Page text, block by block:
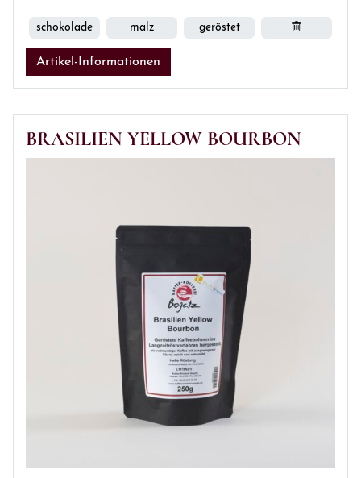
schokolade malz geröstet
Artikel-Informationen
BRASILIEN YELLOW BOURBON